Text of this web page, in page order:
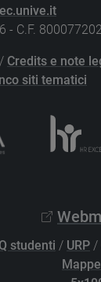
- C.F.
/ Credits e note
siti tematici
studenti / URP /